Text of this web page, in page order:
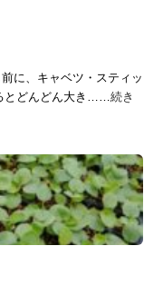
に、キャベツ・スティッ
とどんどん大き……続き